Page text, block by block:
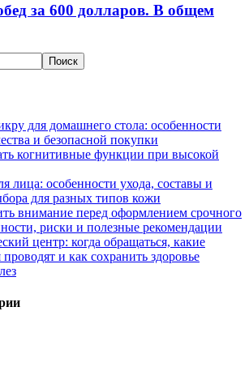
за 600 долларов. В общем
для домашнего стола: особенности
и безопасной покупки
когнитивные функции при высокой
лица: особенности ухода, составы и
для разных типов кожи
внимание перед оформлением срочного
риски и полезные рекомендации
центр: когда обращаться, какие
и как сохранить здоровье